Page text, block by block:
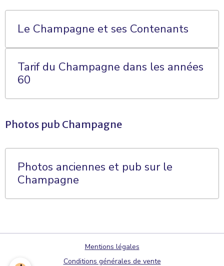
Le Champagne et ses Contenants
Tarif du Champagne dans les années
60
Photos pub Champagne
Photos anciennes et pub sur le
Champagne
Mentions légales
Conditions générales de vente